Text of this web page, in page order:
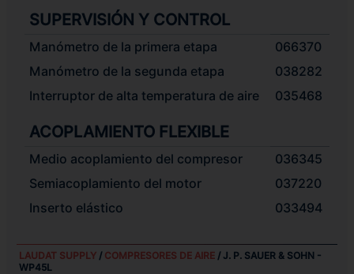
SUPERVISIÓN Y CONTROL
Manómetro de la primera etapa
066370
Manómetro de la segunda etapa
038282
Interruptor de alta temperatura de aire
035468
ACOPLAMIENTO FLEXIBLE
Medio acoplamiento del compresor
036345
Semiacoplamiento del motor
037220
Inserto elástico
033494
LAUDAT SUPPLY/ COMPRESORES DE AIRE/ J. P. SAUER & SOHN -
WP45L